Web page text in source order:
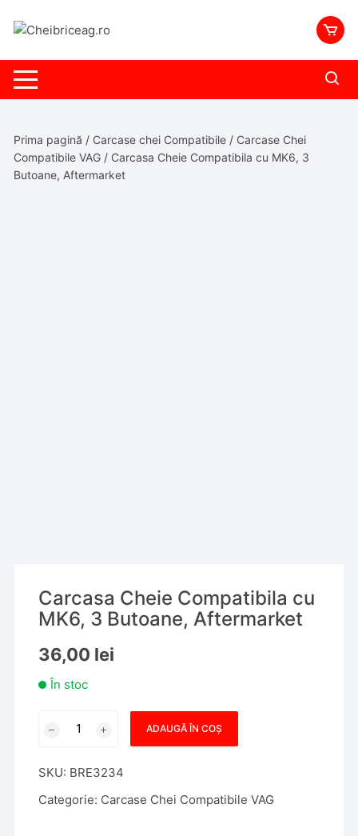
Prima pagină / Carcase chei Compatibile / Carcase Chei
Compatibile VAG / Carcasa Cheie Compatibila cu MK6, 3
Butoane, Aftermarket
Carcasa Cheie Compatibila cu
MK6, 3 Butoane, Aftermarket
36,00 lei
În stoc
Carcasa
Compatibila
cu
ADAUGĂ ÎN COȘ
SKU: BRE3234
Categorie: Carcase Chei Compatibile VAG